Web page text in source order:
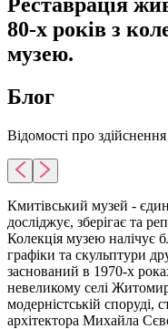
80-х років з
музею.
Блог
Відомості про
Кмитівський музей -
досліджує, зберігає та
Колекція музею налічує
графіки та скульптури
заснований в 1970-х
невеликому селі
модерністській споруді,
архітектора Михайла